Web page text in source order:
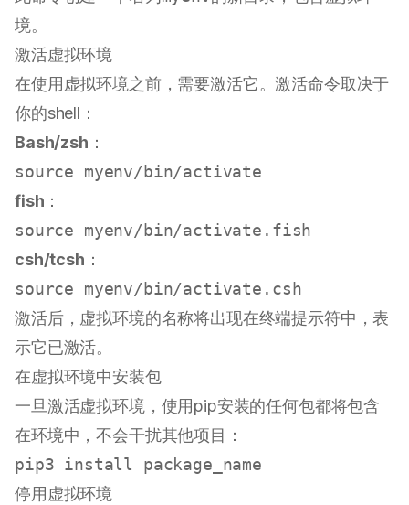
境。
激活虚拟环境
在使用虚拟环境之前，需要激活它。激活命令取决于
你的shell：
Bash/zsh ：
source
fish ：
source
csh/tcsh ：
source
激活后，虚拟环境的名称将出现在终端提示符中，表
示它已激活。
在虚拟环境中安装包
一旦激活虚拟环境，使用pip安装的任何包都将包含
在环境中，不会干扰其他项目：
停用虚拟环境